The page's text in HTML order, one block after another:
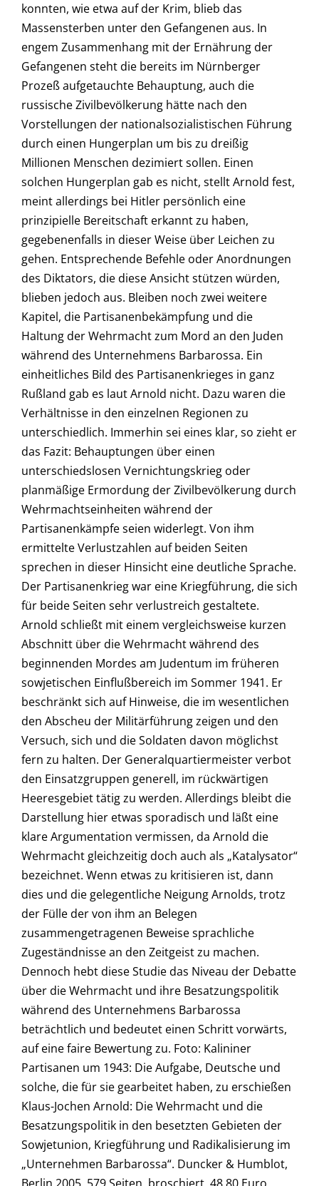
konnten, wie etwa auf der Krim, blieb das
Massensterben unter den Gefangenen aus. In
engem Zusammenhang mit der Ernährung der
Gefangenen steht die bereits im Nürnberger
Prozeß aufgetauchte Behauptung, auch die
russische Zivilbevölkerung hätte nach den
Vorstellungen der nationalsozialistischen Führung
durch einen Hungerplan um bis zu dreißig
Millionen Menschen dezimiert sollen. Einen
solchen Hungerplan gab es nicht, stellt Arnold fest,
meint allerdings bei Hitler persönlich eine
prinzipielle Bereitschaft erkannt zu haben,
gegebenenfalls in dieser Weise über Leichen zu
gehen. Entsprechende Befehle oder Anordnungen
des Diktators, die diese Ansicht stützen würden,
blieben jedoch aus. Bleiben noch zwei weitere
Kapitel, die Partisanenbekämpfung und die
Haltung der Wehrmacht zum Mord an den Juden
während des Unternehmens Barbarossa. Ein
einheitliches Bild des Partisanenkrieges in ganz
Rußland gab es laut Arnold nicht. Dazu waren die
Verhältnisse in den einzelnen Regionen zu
unterschiedlich. Immerhin sei eines klar, so zieht er
das Fazit: Behauptungen über einen
unterschiedslosen Vernichtungskrieg oder
planmäßige Ermordung der Zivilbevölkerung durch
Wehrmachtseinheiten während der
Partisanenkämpfe seien widerlegt. Von ihm
ermittelte Verlustzahlen auf beiden Seiten
sprechen in dieser Hinsicht eine deutliche Sprache.
Der Partisanenkrieg war eine Kriegführung, die sich
für beide Seiten sehr verlustreich gestaltete.
Arnold schließt mit einem vergleichsweise kurzen
Abschnitt über die Wehrmacht während des
beginnenden Mordes am Judentum im früheren
sowjetischen Einflußbereich im Sommer 1941. Er
beschränkt sich auf Hinweise, die im wesentlichen
den Abscheu der Militärführung zeigen und den
Versuch, sich und die Soldaten davon möglichst
fern zu halten. Der Generalquartiermeister verbot
den Einsatzgruppen generell, im rückwärtigen
Heeresgebiet tätig zu werden. Allerdings bleibt die
Darstellung hier etwas sporadisch und läßt eine
klare Argumentation vermissen, da Arnold die
Wehrmacht gleichzeitig doch auch als „Katalysator“
bezeichnet. Wenn etwas zu kritisieren ist, dann
dies und die gelegentliche Neigung Arnolds, trotz
der Fülle der von ihm an Belegen
zusammengetragenen Beweise sprachliche
Zugeständnisse an den Zeitgeist zu machen.
Dennoch hebt diese Studie das Niveau der Debatte
über die Wehrmacht und ihre Besatzungspolitik
während des Unternehmens Barbarossa
beträchtlich und bedeutet einen Schritt vorwärts,
auf eine faire Bewertung zu. Foto: Kalininer
Partisanen um 1943: Die Aufgabe, Deutsche und
solche, die für sie gearbeitet haben, zu erschießen
Klaus-Jochen Arnold: Die Wehrmacht und die
Besatzungspolitik in den besetzten Gebieten der
Sowjetunion, Kriegführung und Radikalisierung im
„Unternehmen Barbarossa“. Duncker & Humblot,